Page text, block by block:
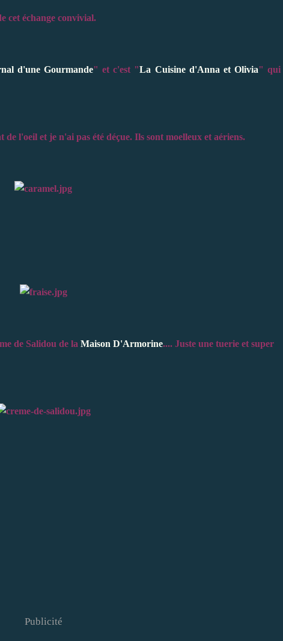
cet échange convivial.
d'une Gourmande" et c'est "La Cuisine d'Anna et Olivia" qui
de l'oeil et je n'ai pas été déçue. Ils sont moelleux et aériens.
de Salidou de la Maison D'Armorine.... Juste une tuerie et super
Publicité